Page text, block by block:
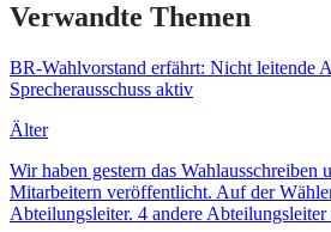
Verwandte Themen
BR-Wahlvorstand erfährt: Nicht leitende
Sprecherausschuss aktiv
Älter
Wir haben gestern das Wahlausschreiben
Mitarbeitern veröffentlicht. Auf der
Abteilungsleiter. 4 andere